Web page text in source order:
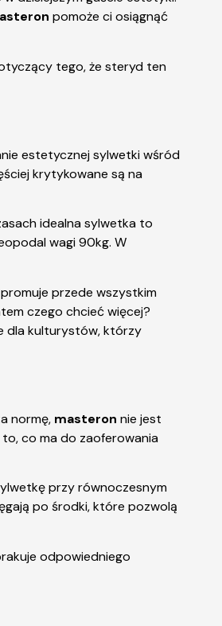
pomoże ci osiągnąć
tego, że steryd ten
estetycznej sylwetki wśród
krytykowane są na
idealna sylwetka to
wagi 90kg. W
przede wszystkim
czego chcieć więcej?
dla kulturystów, którzy
normę, masteron nie jest
co ma do zaoferowania
przy równoczesnym
po środki, które pozwolą
odpowiedniego